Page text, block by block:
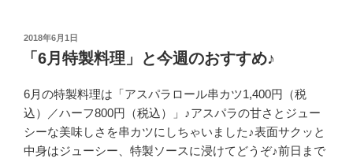
投
2018年6月1日
「6月特製料理」と今週のおすすめ♪
6月の特製料理は「アスパラロール串カツ1,400円（税
込）／ハーフ800円（税込）」♪アスパラの甘さとジュー
シーな美味しさを串カツにしちゃいました♪表面サクッと
中身はジューシー、特製ソースに浸けてどうぞ♪前日まで